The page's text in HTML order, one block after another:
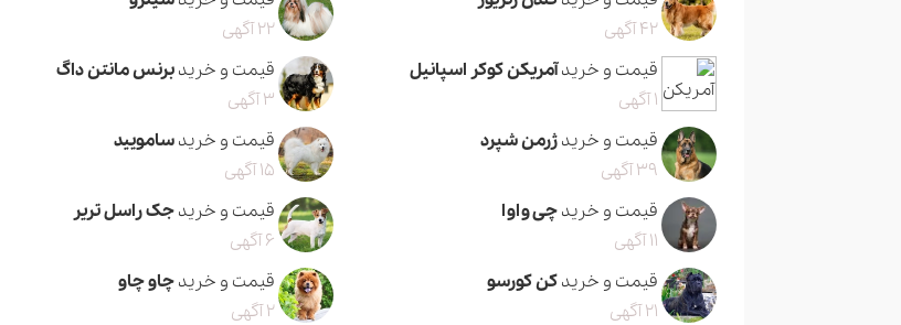
42 آگهی
22 آگهی
قیمت و خریدآمریکن کوکر اسپانیل
1 آگهی
قیمت و خریدبرنس مانتن داگ
3 آگهی
قیمت و خریدژرمن شپرد
39 آگهی
قیمت و خریدسامویید
15 آگهی
قیمت و خریدچی واوا
11 آگهی
قیمت و خریدجک راسل تریر
6 آگهی
قیمت و خریدکن کورسو
21 آگهی
قیمت و خریدچاو چاو
2 آگهی